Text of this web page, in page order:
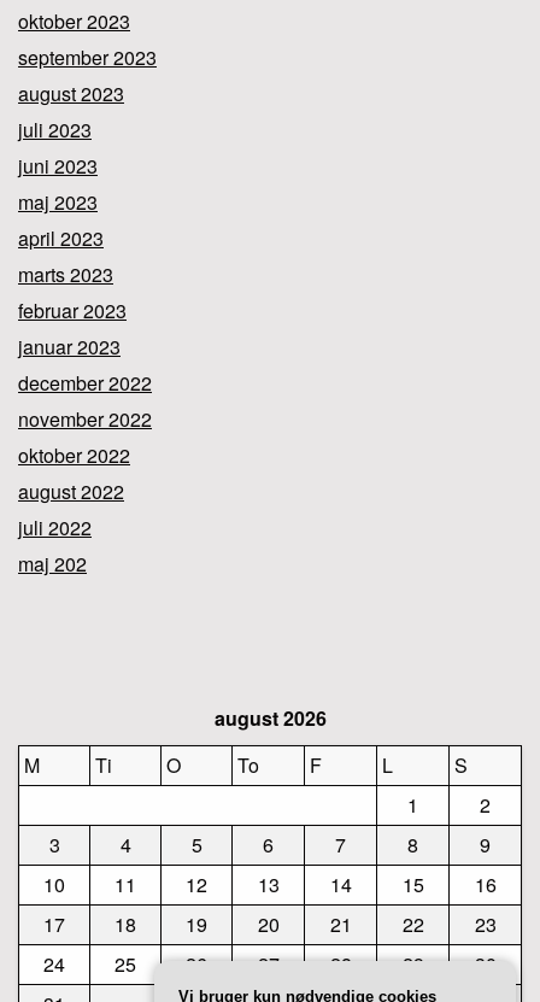
oktober 2023
september 2023
august 2023
juli 2023
juni 2023
maj 2023
april 2023
marts 2023
februar 2023
januar 2023
december 2022
november 2022
oktober 2022
august 2022
juli 2022
maj 202
august 2026
M
Ti O To F L
S
1
2
3
4 5 6 7 8
9
10
11 12 13 14 15
16
17
18 19 20 21 22
23
24
25 26 27 28 29
30
Vi bruger kun nødvendige cookies